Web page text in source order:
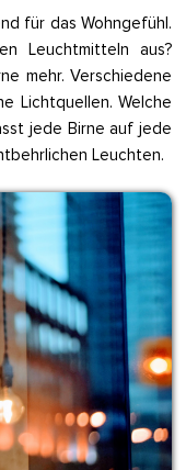
für das Wohngefühl.
Leuchtmitteln aus?
mehr. Verschiedene
Lichtquellen. Welche
jede Birne auf jede
Leuchten.